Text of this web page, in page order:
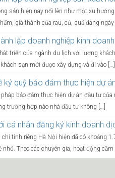
sản hiện nay nổi lên như một xu
giá thành của rau, củ, quả đang ngày
lập doanh nghiệp kinh
triển của ngành du lịch với lượng
sạn mới được xây dựng và đi vào […]
ký quỹ bảo đảm thực hiện dự
bảo đảm thực hiện dự án đầu tư
trường hợp nào nhà đầu tư không […]
cá nhân đăng ký kinh doanh
chỉ tính riêng Hà Nội hiện đã có khoảng
nhỏ. Theo các chuyên gia, hoạt động cầm